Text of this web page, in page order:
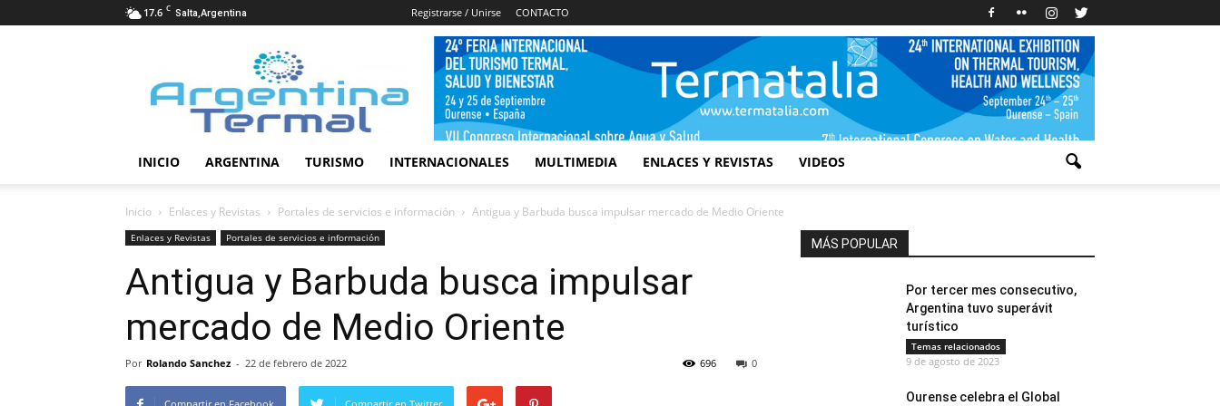
17.6 C Salta,Argentina Registrarse / Unirse CONTACTO
INICIO ARGENTINA TURISMO INTERNACIONALES MULTIMEDIA ENLACES Y REVISTAS VIDEOS
Inicio Enlaces y Revistas Portales de servicios e información Antigua y Barbuda busca impulsar mercado de Medio Oriente
Enlaces y Revistas Portales de servicios e información
Antigua y Barbuda busca impulsar
mercado de Medio Oriente
Por Rolando Sanchez - 22 de febrero de 2022 0
696
MÁS POPULAR
Por tercer mes consecutivo,
Argentina tuvo superávit
turístico
Temas relacionados
9 de agosto de 2023
Ourense celebra el Global